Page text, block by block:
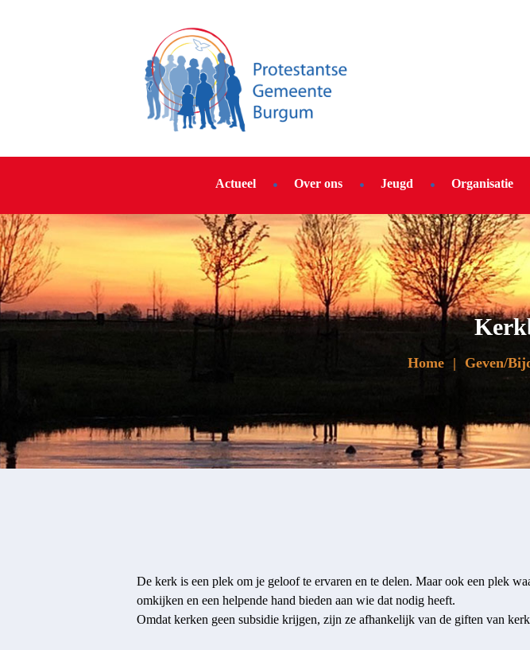
Actueel Over ons Jeugd Organisatie
Home Geven/
De kerk is een plek om je geloof te ervaren en te delen. Maar ook een plek
omkijken en een helpende hand bieden aan wie dat nodig heeft.
Omdat kerken geen subsidie krijgen, zijn ze afhankelijk van de giften van